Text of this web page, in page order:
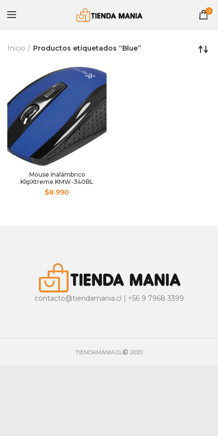
0
Inicio Productos etiquetados “Blue”
Mouse Inalámbrico
KlipXtreme KMW-340BL
Klever Blue
$8.990
contacto@tiendamania.cl | +56 9 7968 3399
TIENDAMANIA.CL 2020